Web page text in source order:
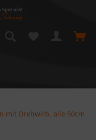
mit Drehwirb. alle 50cm